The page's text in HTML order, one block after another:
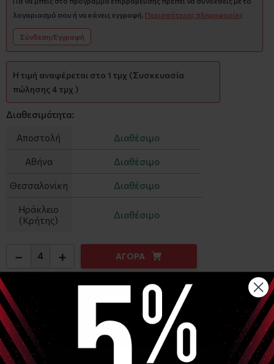
λογαριασμό σου ή να κάνεις εγγραφή. Περισσότερες πληροφορίες
Σύνδεση/Εγγραφή
Η τιμή αναφέρεται στο 1 τμχ (Συσκευασία
πώλησης 4 τμχ )
Διαθεσιμότητα:
Αποστολή Διαθέσιμο
Αθήνα Διαθέσιμο
Θεσσαλονίκη Διαθέσιμο
Ηράκλειο
(Κρήτης)
Διαθέσιμο
− + ΑΓΟΡΑ
Αναλυτική Περιγραφή
Αναλώσιμα αυτοκόλλητα ηλεκτρόδια με επικάλυψη gel για
ηλεκτροδιέγερση